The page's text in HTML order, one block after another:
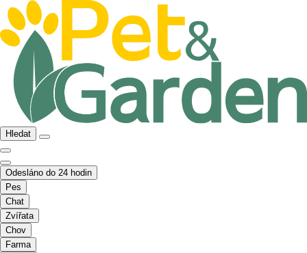
Hledat
Odesláno do 24 hodin
Pes
Chat
Zvířata
Chov
Farma